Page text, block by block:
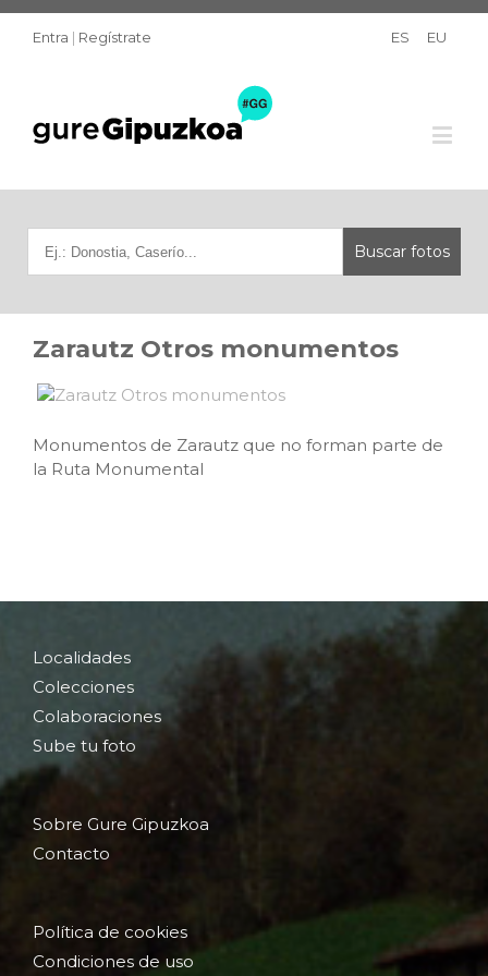
Entra | Regístrate ES EU
Zarautz Otros monumentos
Monumentos de Zarautz que no forman parte de
la Ruta Monumental
Localidades
Colecciones
Colaboraciones
Sube tu foto
Sobre Gure Gipuzkoa
Contacto
Política de cookies
Condiciones de uso